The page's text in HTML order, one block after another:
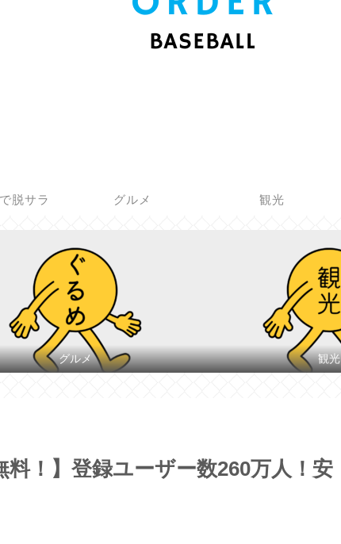
脱サラ グルメ 観光
グルメ 観光
料！】登録ユーザー数260万人！安